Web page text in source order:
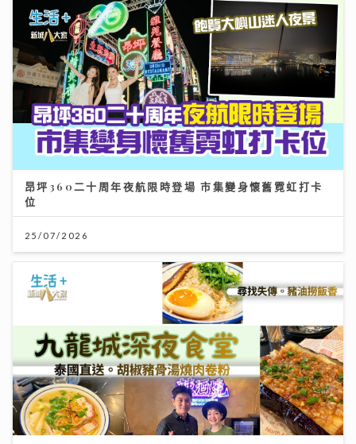
昂坪360二十周年夜航限時登場 市集變身懷舊霓虹打卡
位
25/07/2026